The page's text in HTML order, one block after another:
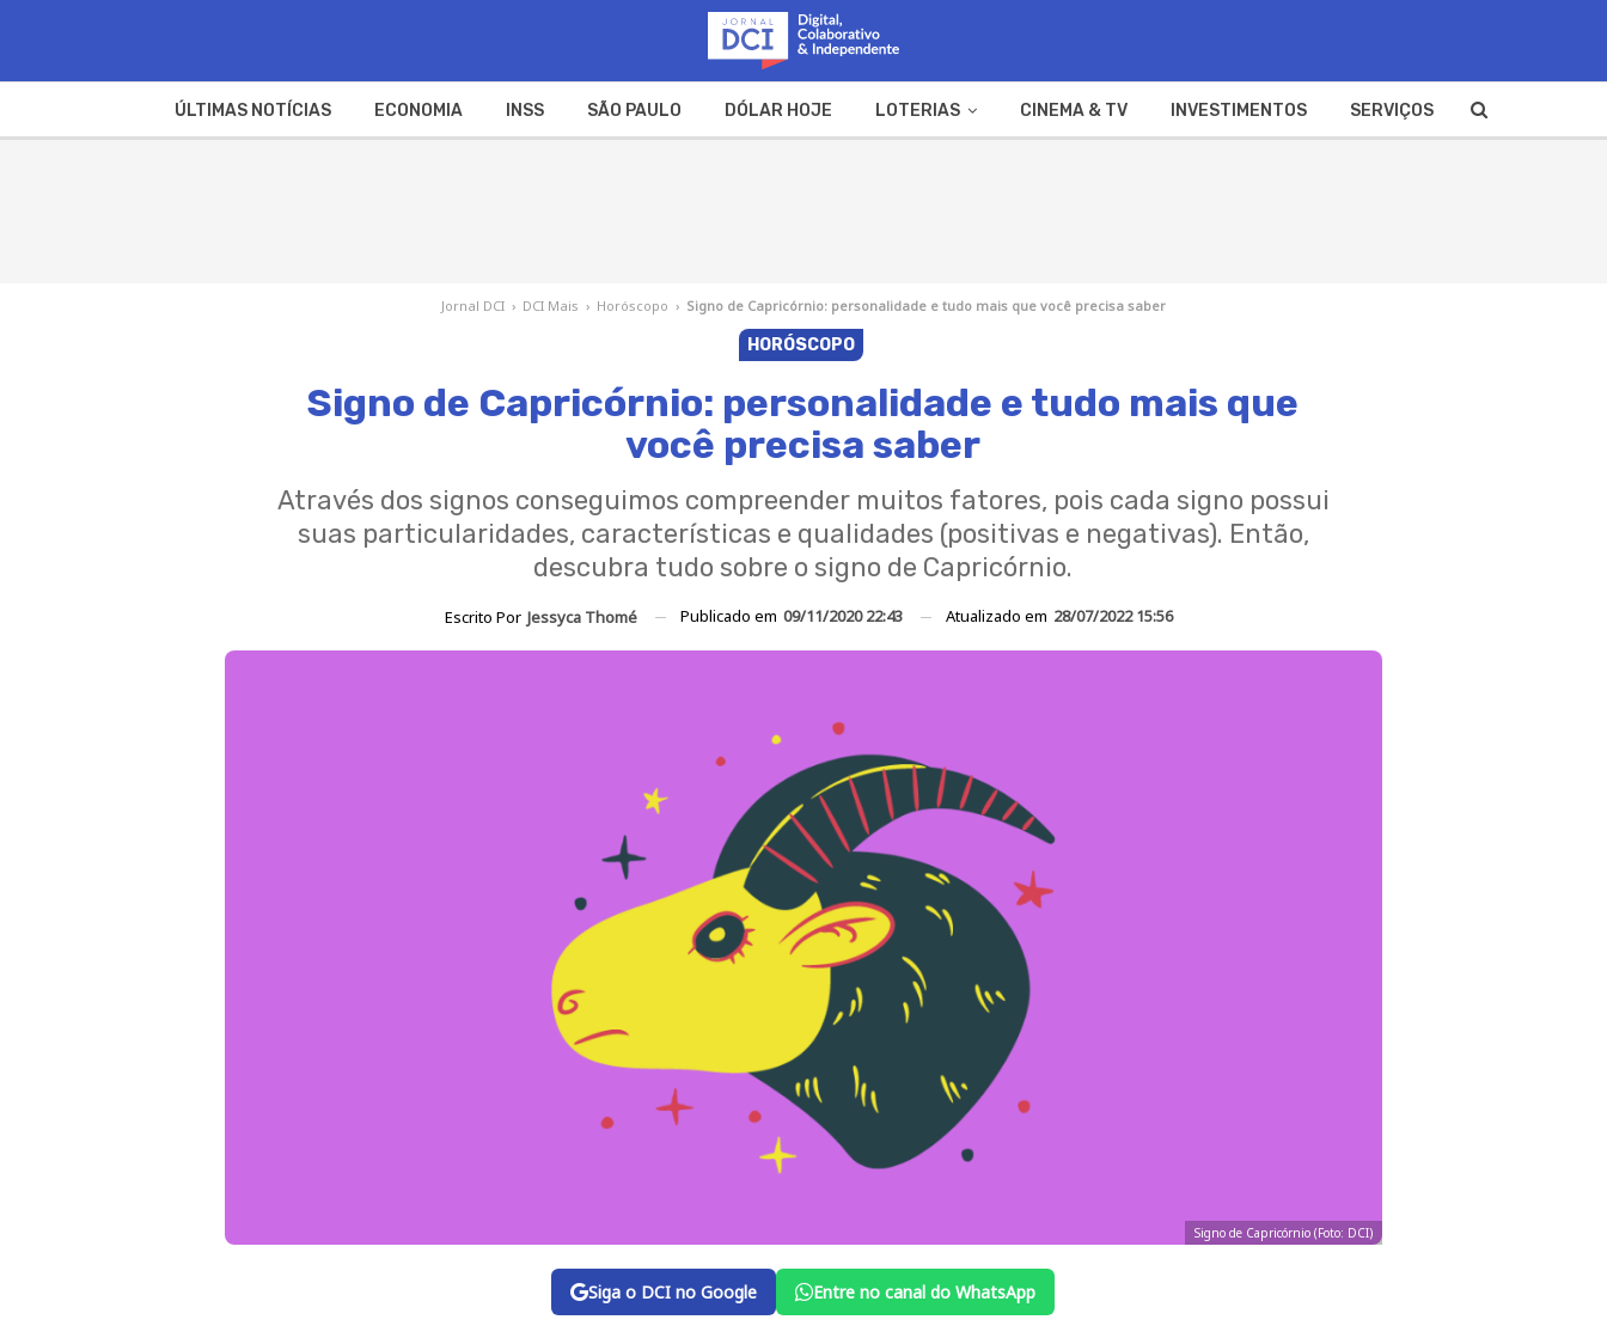
ÚLTIMAS NOTÍCIAS ECONOMIA INSS SÃO PAULO DÓLAR HOJE LOTERIAS CINEMA & TV INVESTIMENTOS SERVIÇOS
Jornal DCI › DCI Mais › Horóscopo › Signo de Capricórnio: personalidade e tudo mais que você precisa saber
HORÓSCOPO
Signo de Capricórnio: personalidade e tudo mais que
você precisa saber
Através dos signos conseguimos compreender muitos fatores, pois cada signo possui
suas particularidades, características e qualidades (positivas e negativas). Então,
descubra tudo sobre o signo de Capricórnio.
Escrito Por Jessyca Thomé Publicado em 09/11/2020 22:43 Atualizado em 28/07/2022 15:56
Signo de Capricórnio (Foto: DCI)
Siga o DCI no Google Entre no canal do WhatsApp